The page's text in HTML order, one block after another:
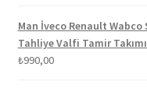
₺1.300,00. fiyat:
Man İveco Renault
Tahliye Valfi Tamir Takımı
₺990,00